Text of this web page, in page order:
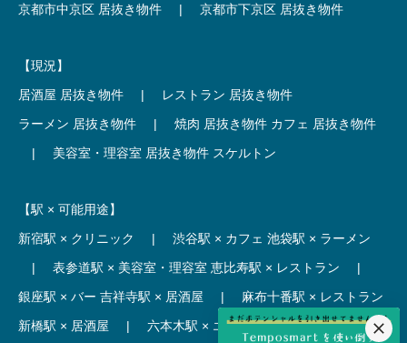
京都市中京区 居抜き物件
| 京都市下京区 居抜き物件
【現況】
居酒屋 居抜き物件
|
レストラン 居抜き物件
ラーメン 居抜き物件
| 焼肉 居抜き物件 カフェ 居抜き物件
|
美容室・理容室 居抜き物件 スケルトン
【駅 × 可能用途】
新宿駅 × クリニック
| 渋谷駅 × カフェ 池袋駅 × ラーメン
|
表参道駅 × 美容室・理容室 恵比寿駅 × レストラン
|
銀座駅 × バー 吉祥寺駅 × 居酒屋 |
麻布十番駅 × レストラン
新橋駅 × 居酒屋
| 六本木駅 × エステ・マッサージ・サロン